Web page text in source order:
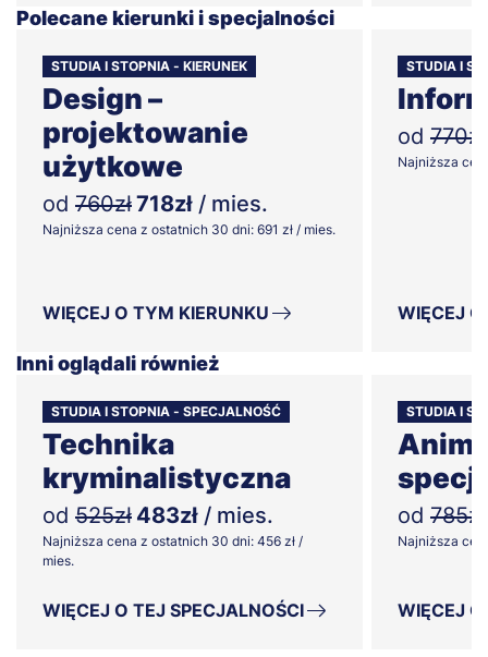
Polecane kierunki i specjalności
STUDIA I STOPNIA - KIERUNEK
Design –
projektowanie
użytkowe
od 760zł718zł / mies.
Najniższa cena z ostatnich 30 dni: 691 zł / mies.
WIĘCEJ O TYM KIERUNKU
STUDIA I
od 770zł
Najniższa
WIĘCEJ
Inni oglądali również
STUDIA I STOPNIA - SPECJALNOŚĆ
Technika
kryminalistyczna
od 525zł 483zł / mies.
Najniższa cena z ostatnich 30 dni: 456 zł /
mies.
WIĘCEJ O TEJ SPECJALNOŚCI
STUDIA I
od 785zł
Najniższa
WIĘCEJ